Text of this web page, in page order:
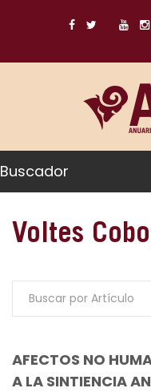
Buscador
Voltes
AFECTOS NO
A LA SINTIENCIA